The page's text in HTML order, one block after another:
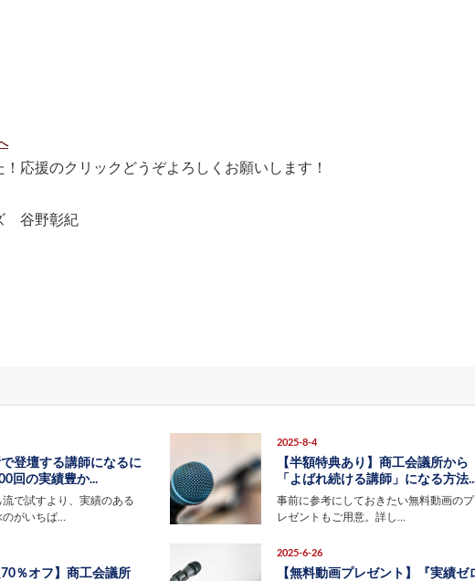
応援のクリックどうぞよろしくお願いします！
谷野彰紀
登壇する講師になるに
回の実績豊か...
流で試すより、実績のある
がいちば…
2025-8-4
【半額特典あり】商工会議所から
「よばれ続ける講師」になる方法
事前に参考にしておきたい無料動画のプ
レゼントもご用意。詳し…
70％オフ】商工会議所
2025-6-26
【無料動画プレゼント】『実績ゼ